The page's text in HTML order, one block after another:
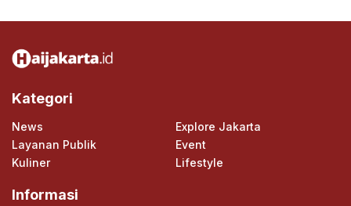
Kategori
News
Explore Jakarta
Layanan Publik
Event
Kuliner
Lifestyle
Informasi